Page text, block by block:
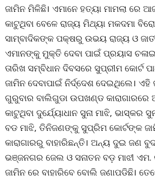
ଜାମିନ ମିଳିଛି। ଏମାନେ ହତ୍ୟା ମାମଲା ରେ
କାଟୁଥିବା ବେଳେ ରାଜ୍ୟ ମିଥ୍ୟା ମକଦମା
ସାମ୍ବାଦିକଙ୍କ ପକ୍ଷରୁ ଉଭୟ ରାଜ୍ୟ ଓ
ଏମାନଙ୍କୁ ମୁକ୍ତି ଦେବା ପାଇଁ ପ୍ରୟାସ
ତାରିଖ ସମ୍ବିଧାନ ଦିବସରେ ସୁପ୍ରୀମ କୋର୍ଟ
ଜାମିନ ଦେବାପାଇଁ ନିର୍ଦ୍ଦେଶ ଦେଇଥିଲେ।
ଗୁରୁବାର ବାଲିଗୁଡା ଉପଖଣ୍ଡ କାରାଗାରରେ
କାଟୁଥିବା ଦୁର୍ଯ୍ୟୋଧାନ ସୁନା ମାଝି, ଭାସ୍କର
ବଡ ମାଝି, ତିନିଜଣଙ୍କୁ ସୁପ୍ରିମ କୋର୍ଟଙ୍କ
କାରାଗାରରୁ ବାହାରିଛନ୍ତି। ଅନ୍ୟ ଦୁଇ ଜଣ
ଭଞ୍ଜନଗର ଜେଲ ଓ ସନାତନ ବଡ଼ ମାଝୀ
ଜାମିନ ରେ ବାହାରିବେ ବୋଲି ଜଣାପଡିଛି।